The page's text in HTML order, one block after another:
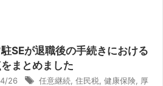
SEが退職後の手続きにおける
まとめました
26 任意継続 住民税 健康保険 厚